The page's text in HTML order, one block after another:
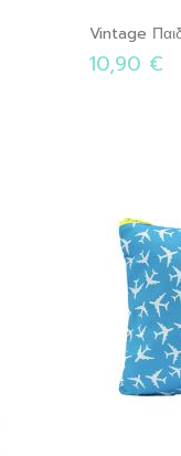
Vintage
10,90 €